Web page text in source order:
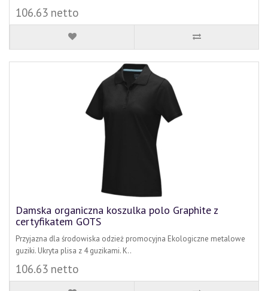
106.63 netto
Damska organiczna koszulka polo Graphite z
certyfikatem GOTS
Przyjazna dla środowiska odzież promocyjna Ekologiczne metalowe
guziki. Ukryta plisa z 4 guzikami. K..
106.63 netto